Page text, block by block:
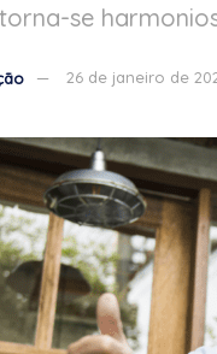
se
26 de janeiro de